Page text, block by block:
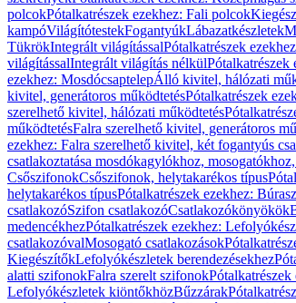
polcokPótalkatrészek ezekhez: Fali polcok
kampóVilágítótestekFogantyúkLábazatkészletek
TükrökIntegrált világítássalPótalkatrészek
világítássalIntegrált világítás nélkülPótalkatrészek
ezekhez: MosdócsaptelepÁlló kivitel, hálózati
kivitel, generátoros működtetésPótalkatrészek
szerelhető kivitel, hálózati működtetés
működtetésFalra szerelhető kivitel, generátoros
ezekhez: Falra szerelhető kivitel, két fogantyús
csatlakoztatása mosdókagylókhoz,
CsőszifonokCsőszifonok, helytakarékos típus
helytakarékos típusPótalkatrészek ezekhez:
csatlakozóSzifon csatlakozóCsatlakozókönyökök
medencékhezPótalkatrészek ezekhez:
csatlakozóvalMosogató csatlakozások
KiegészítőkLefolyókészletek berendezésekhez
alatti szifonokFalra szerelt szifonok
Lefolyókészletek kiöntőkhözBűzzárak